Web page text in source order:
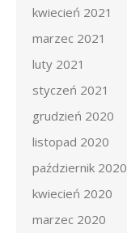
kwiecień 2021
marzec 2021
luty 2021
styczeń 2021
grudzień 2020
listopad 2020
październik 2020
kwiecień 2020
marzec 2020